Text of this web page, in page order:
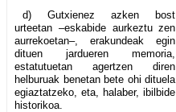
d) Gutxienez azken bost
urteetan –eskabide aurkeztu zen
aurrekoetan–, erakundeak egin
dituen jardueren memoria,
estatutuetan agertzen diren
helburuak benetan bete ohi dituela
egiaztatzeko, eta, halaber, ibilbide
historikoa.